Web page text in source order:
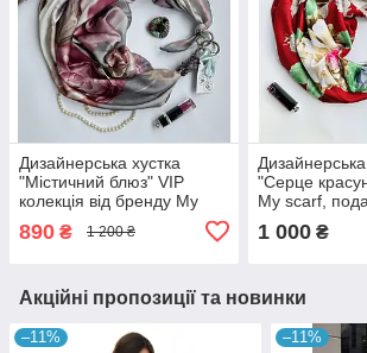
Дизайнерська хустка
"Містичний блюз" VIP
колекція від бренду My
890 ₴ 1 200 ₴
Дизайнерська
"Серце
My scarf,
1 000₴
Акційні пропозиції та новинки
–11% –11%